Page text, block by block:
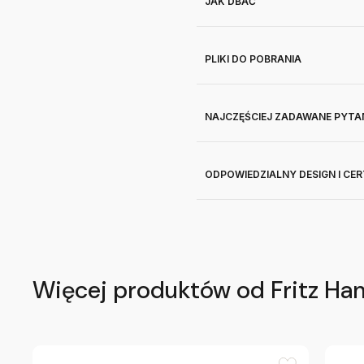
PLIKI DO POBRANIA
NAJCZĘŚCIEJ ZADAWANE
ODPOWIEDZIALNY DESIGN I
Więcej produktów od Fritz